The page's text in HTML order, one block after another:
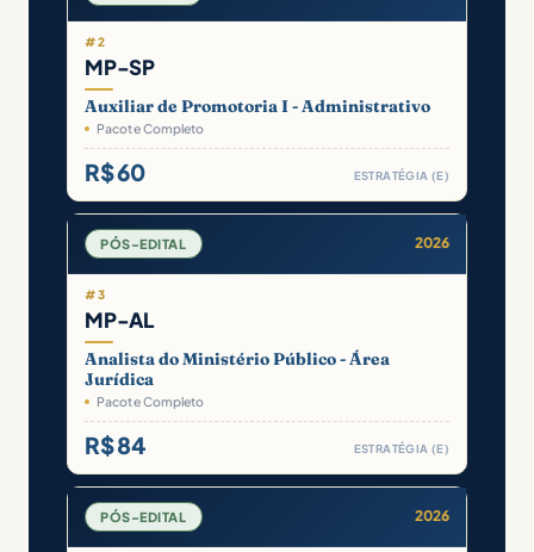
#2
MP-SP
Auxiliar de Promotoria I - Administrativo
Pacote Completo
R$ 60 ESTRATÉGIA (E)
PÓS-EDITAL 2026
#3
MP-AL
Analista do Ministério Público - Área
Jurídica
Pacote Completo
R$ 84 ESTRATÉGIA (E)
PÓS-EDITAL 2026